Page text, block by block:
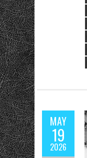
MAY
19
2026